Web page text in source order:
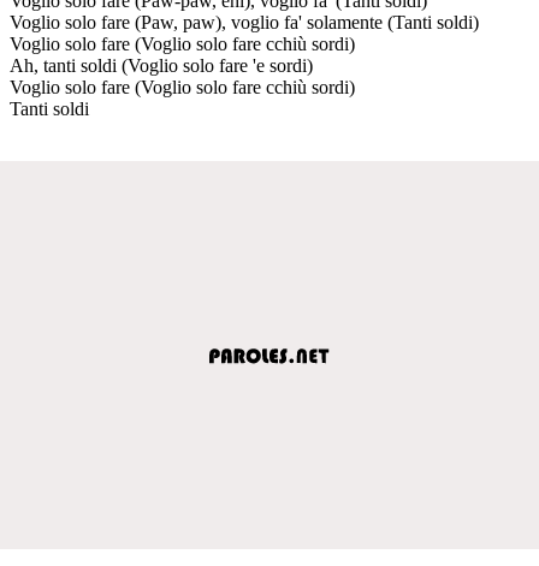
Voglio solo fare (Paw, paw), voglio fa' solamente (Tanti soldi)
Voglio solo fare (Voglio solo fare cchiù sordi)
Ah, tanti soldi (Voglio solo fare 'e sordi)
Voglio solo fare (Voglio solo fare cchiù sordi)
Tanti soldi